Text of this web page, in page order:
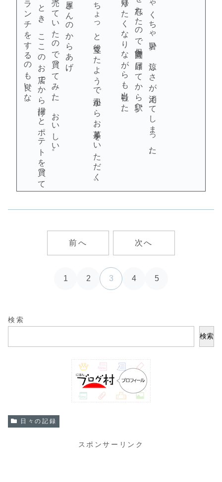
昨日からめちゃくちゃ暑い。涼しさが消えてしまった。
朝息子に上靴を持たせ忘れたので保育園へ届けてから駅へ。
汗だくで、帰りたくなりながらも出社した。
仕事で色々あり、ちょっと役立てたようで上司からお菓子をいただく。
ポテトも売っていたので買ってみた。おいしい。
今度午後から休みのとき、ここのお店でから揚げとポテトを買って
前へ 次へ
1 2 3 4 5
検索
検索
日々の記録
スポンサーリンク